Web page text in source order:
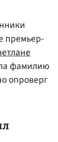
премьер-
фамилию
опроверг